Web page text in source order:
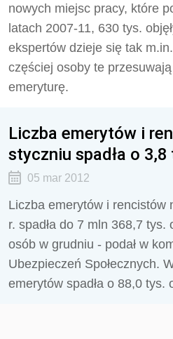
nowych miejsc pracy, które
latach 2007-11, 630 tys.
ekspertów dzieje się tak
częściej osoby te
emeryturę.
Liczba emerytów i
styczniu spadła o 3,8
05 mar 2012
Liczba emerytów i rencistów
r. spadła do 7 mln 368,7
osób w grudniu - podał w
Ubezpieczeń Społecznych.
emerytów spadła o 88,0 tys.